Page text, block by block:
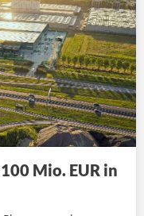
Mio. EUR in